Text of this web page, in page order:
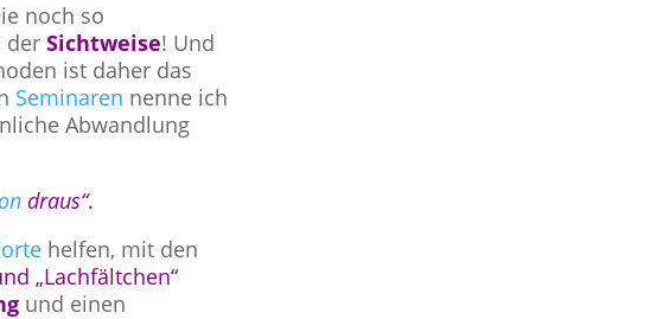
noch so
derSichtweise! Und
ist daher das
Seminaren nenne ich
Abwandlung
draus“.
helfen, mit den
„Lachfältchen“
und einen